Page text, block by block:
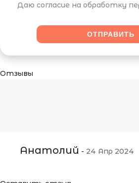
Даю согласие на обработку
Отзывы
Анатолий - 24 Апр 2024